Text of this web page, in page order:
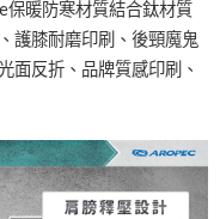
暖防寒材質結合鈦材質
護膝耐磨印刷、後頸魔鬼
面反折、品牌質感印刷、